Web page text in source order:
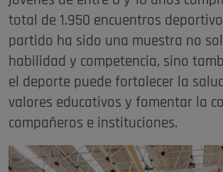
total de 1.950 encuentros
partido ha sido una muestra no
habilidad y competencia, sino
el deporte puede fortalecer la
valores educativos y fomentar la
compañeros e instituciones.